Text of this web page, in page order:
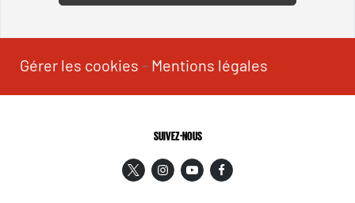
Gérer les cookies - Mentions légales
SUIVEZ-NOUS